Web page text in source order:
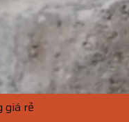
giá rẻ